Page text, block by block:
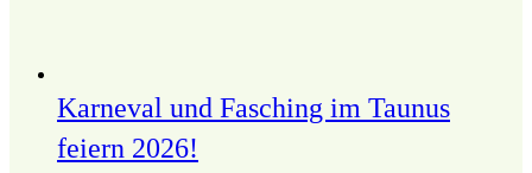
Karneval und Fasching im Taunus
feiern 2026!